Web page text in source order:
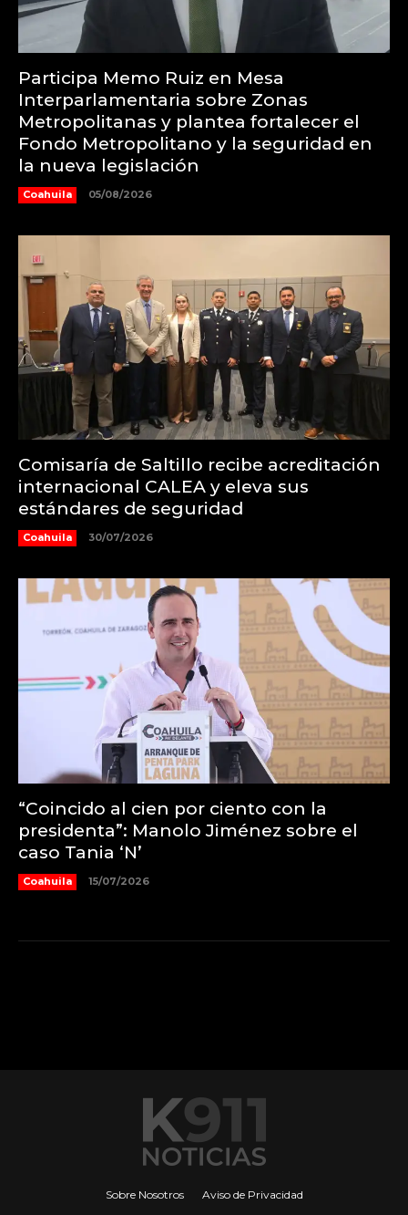
Participa Memo Ruiz en Mesa
Interparlamentaria sobre Zonas
Metropolitanas y plantea fortalecer el
Fondo Metropolitano y la seguridad en
la nueva legislación
Coahuila 05/08/2026
Comisaría de Saltillo recibe acreditación
internacional CALEA y eleva sus
estándares de seguridad
Coahuila 30/07/2026
“Coincido al cien por ciento con la
presidenta”: Manolo Jiménez sobre el
caso Tania ‘N’
Coahuila 15/07/2026
Sobre Nosotros Aviso de Privacidad